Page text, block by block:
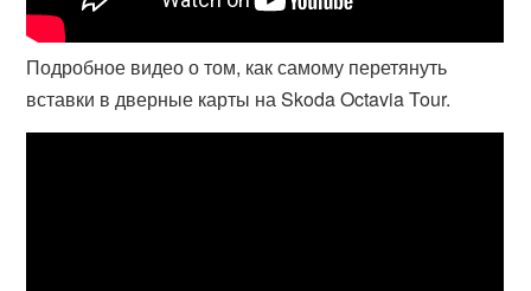
Подробное видео о том, как самому перетянуть
вставки в дверные карты на Skoda Octavia Tour.